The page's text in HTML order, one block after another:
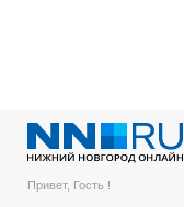
Привет, Гость !